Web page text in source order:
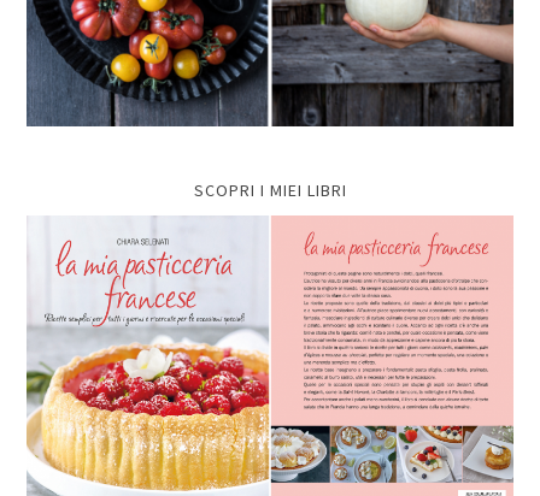
SCOPRI I MIEI LIBRI